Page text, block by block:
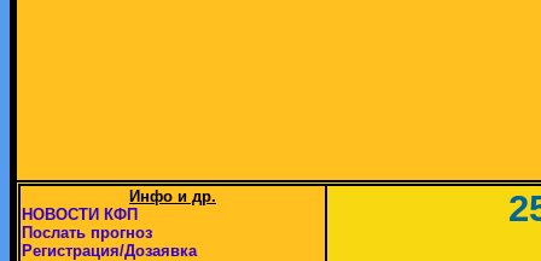
Инфо и др.
НОВОСТИ КФП
Послать прогноз
Регистрация/Дозаявка